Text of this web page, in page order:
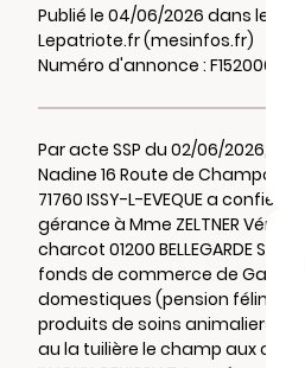
Publié le 04/06/2026 dans le
Lepatriote.fr (mesinfos.fr)
Numéro d'annonce :
Par acte SSP du 02/06/2026, Mme
Nadine 16 Route de Champcery
71760 ISSY-L-EVEQUE a confié
gérance à Mme ZELTNER
charcot 01200 BELLEGARDE SUR
fonds de commerce de Garde
domestiques (pension féline) -
produits de soins animaliers sis
au la tuilière le champ aux